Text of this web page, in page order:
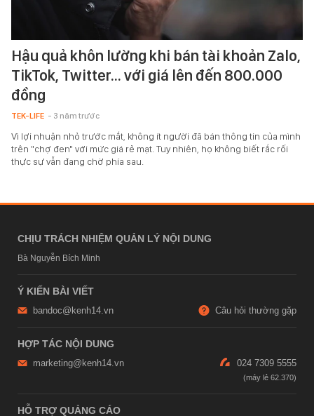
Hậu quả khôn lường khi bán tài khoản Zalo,
TikTok, Twitter... với giá lên đến 800.000
đồng
TEK-LIFE - 3 năm trước
Vì lợi nhuận nhỏ trước mắt, không ít người đã bán thông tin của mình
trên "chợ đen" với mức giá rẻ mạt. Tuy nhiên, họ không biết rắc rối
thực sự vẫn đang chờ phía sau.
CHỊU TRÁCH NHIỆM QUẢN LÝ NỘI DUNG
Bà Nguyễn Bích Minh
Ý KIẾN BÀI VIẾT
bandoc@kenh14.vn Câu hỏi thường gặp
HỢP TÁC NỘI DUNG
marketing@kenh14.vn 024 7309 5555
HỖ TRỢ QUẢNG CÁO